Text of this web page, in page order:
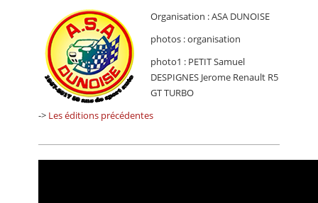
Organisation : ASA DUNOISE
photos : organisation
photo1 : PETIT Samuel
DESPIGNES Jerome Renault R5
GT TURBO
-> Les éditions précédentes